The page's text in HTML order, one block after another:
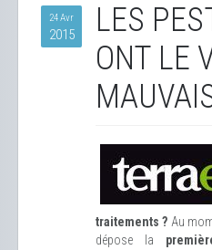
24 Avr
2015
LES
ONT LE
traitements ? Au
dépose la